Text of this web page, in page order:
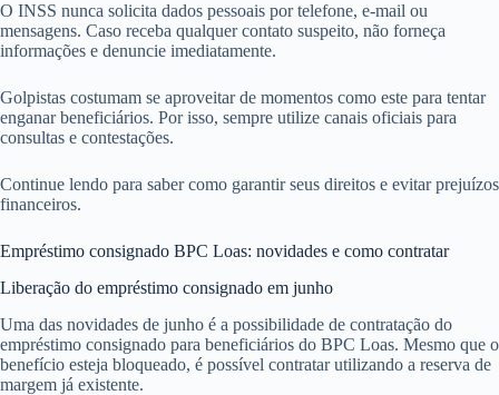
O INSS nunca solicita dados pessoais por telefone, e-mail ou
mensagens. Caso receba qualquer contato suspeito, não forneça
informações e denuncie imediatamente.
Golpistas costumam se aproveitar de momentos como este para tentar
enganar beneficiários. Por isso, sempre utilize canais oficiais para
consultas e contestações.
Continue lendo para saber como garantir seus direitos e evitar prejuízos
financeiros.
Empréstimo consignado BPC Loas: novidades e como contratar
Liberação do empréstimo consignado em junho
Uma das novidades de junho é a possibilidade de contratação do
empréstimo consignado para beneficiários do BPC Loas. Mesmo que o
benefício esteja bloqueado, é possível contratar utilizando a reserva de
margem já existente.